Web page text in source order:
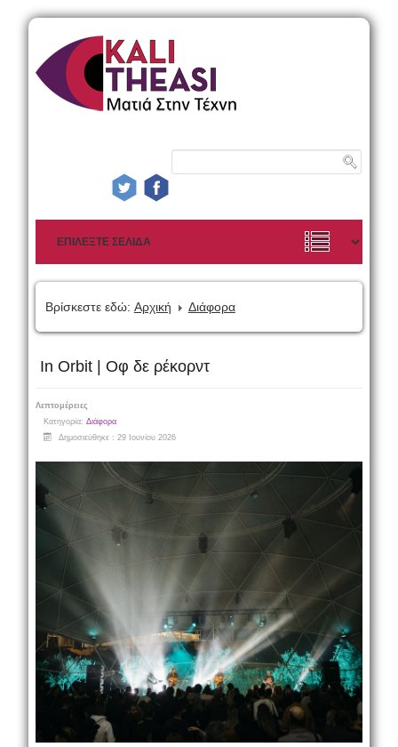
Βρίσκεστε εδώ: Αρχική Διάφορα
In Orbit | Οφ δε ρέκορντ
Λεπτομέρειες
Κατηγορία: Διάφορα
Δημοσιεύθηκε : 29 Ιουνίου 2026